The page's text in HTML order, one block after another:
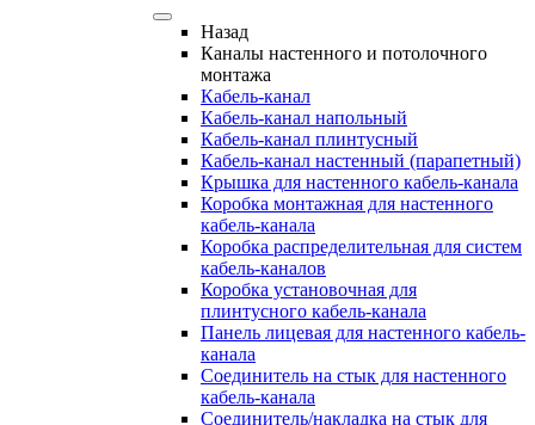
Назад
Каналы настенного и потолочного
монтажа
Кабель-канал
Кабель-канал напольный
Кабель-канал плинтусный
Кабель-канал настенный (парапетный)
Крышка для настенного кабель-канала
Коробка монтажная для настенного
кабель-канала
Коробка распределительная для систем
кабель-каналов
Коробка установочная для
плинтусного кабель-канала
Панель лицевая для настенного кабель-
канала
Соединитель на стык для настенного
кабель-канала
Соединитель/накладка на стык для